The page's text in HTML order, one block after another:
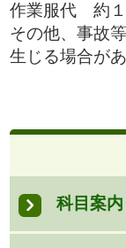
作業服代 約１
その他、事故
生じる場合があ
科目案内